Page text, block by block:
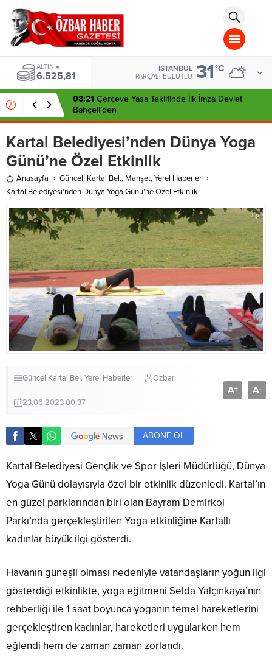
islami
chat
omegla
türk
sohbet
cinsel
sohbet
dini
chat
ALTIN
6.525,81
İSTANBUL
PARÇALI BULUTLU 31°C
08:21 Çerçeve Yasa Teklifinde İlk İmza Devlet
Bahçeli’den
Kartal Belediyesi’nden Dünya Yoga
Günü’ne Özel Etkinlik
Anasayfa Güncel, Kartal Bel., Manşet,Yerel Haberler
Kartal Belediyesi’nden Dünya Yoga Günü’ne Özel Etkinlik
Güncel Kartal Bel. Yerel Haberler Özbar
23.06.2023 00:37
A+ A-
ABONE OL
Kartal Belediyesi Gençlik ve Spor İşleri Müdürlüğü, Dünya
Yoga Günü dolayısıyla özel bir etkinlik düzenledi. Kartal’ın
en güzel parklarından biri olan Bayram Demirkol
Parkı’nda gerçekleştirilen Yoga etkinliğine Kartallı
kadınlar büyük ilgi gösterdi.
Havanın güneşli olması nedeniyle vatandaşların yoğun ilgi
gösterdiği etkinlikte, yoga eğitmeni Selda Yalçınkaya’nın
rehberliği ile 1 saat boyunca yoganın temel hareketlerini
gerçekleştiren kadınlar, hareketleri uygularken hem
eğlendi hem de zaman zaman zorlandı.